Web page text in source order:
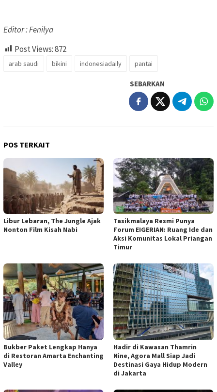
Editor : Fenilya
Post Views:872
arab saudi bikini indonesiadaily pantai
SEBARKAN
POS TERKAIT
Libur Lebaran, The Jungle Ajak
Nonton Film Kisah Nabi
Tasikmalaya Resmi Punya
Forum EIGERIAN: Ruang Ide dan
Aksi Komunitas Lokal Priangan
Timur
Bukber Paket Lengkap Hanya
di Restoran Amarta Enchanting
Valley
Hadir di Kawasan Thamrin
Nine, Agora Mall Siap Jadi
Destinasi Gaya Hidup Modern
di Jakarta